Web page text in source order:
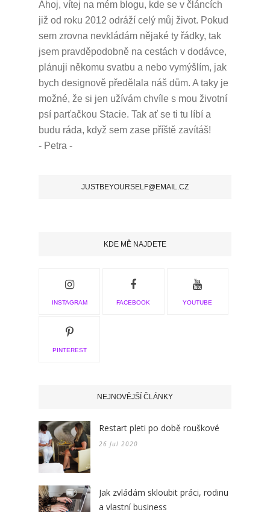
Ahoj, vítej na mém blogu, kde se v článcích
již od roku 2012 odráží celý můj život. Pokud
sem zrovna nevkládám nějaké ty řádky, tak
jsem pravděpodobně na cestách v dodávce,
plánuji někomu svatbu a nebo vymýšlím, jak
bych designově předělala náš dům. A taky je
možné, že si jen užívám chvíle s mou životní
psí parťačkou Stacie. Tak ať se ti tu líbí a
budu ráda, když sem zase příště zavítáš!
- Petra -
JUSTBEYOURSELF@EMAIL.CZ
KDE MĚ NAJDETE
INSTAGRAM FACEBOOK YOUTUBE
PINTEREST
NEJNOVĚJŠÍ ČLÁNKY
Restart pleti po době rouškové
26 Jul 2020
Jak zvládám skloubit práci, rodinu
a vlastní business